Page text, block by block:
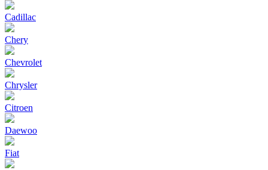
Cadillac
Chery
Chevrolet
Chrysler
Citroen
Daewoo
Fiat